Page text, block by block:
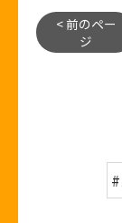
< 前のペー
ジ